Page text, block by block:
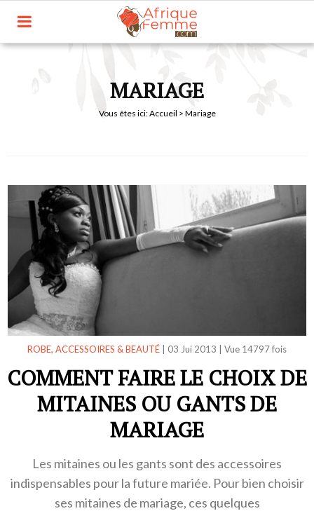
MARIAGE
Vous êtes ici:Accueil > Mariage
ROBE, ACCESSOIRES & BEAUTÉ 03 Jui 2013 Vue 14797 fois
COMMENT FAIRE LE CHOIX DE
MITAINES OU GANTS DE
MARIAGE
Les mitaines ou les gants sont des accessoires
indispensables pour la future mariée. Pour bien choisir
ses mitaines de mariage, ces quelques